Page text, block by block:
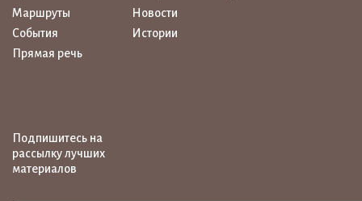
Маршруты
Новости
События
Истории
Прямая речь
Подпишитесь на
рассылку лучших
материалов